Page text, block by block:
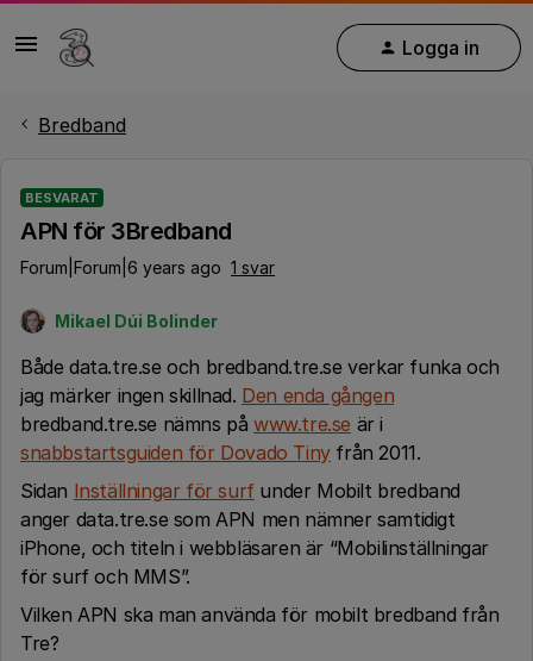
Logga in
Bredband
BESVARAT
APN för 3Bredband
Forum|Forum|6 years ago 1 svar
Mikael Dúi Bolinder
Både data.tre.se och bredband.tre.se verkar funka och
jag märker ingen skillnad. Den enda gången
bredband.tre.se nämns påwww.tre.se är i
snabbstartsguiden för Dovado Tinyfrån 2011.
Sidan Inställningar för surfunder Mobilt bredband
anger data.tre.se som APN men nämner samtidigt
iPhone, och titeln i webbläsaren är “Mobilinställningar
för surf och MMS”.
Vilken APN ska man använda för mobilt bredband från
Tre?